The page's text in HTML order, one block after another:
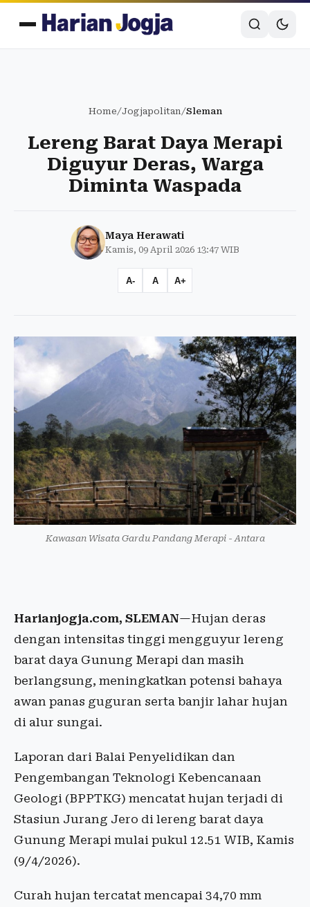
Home/Jogjapolitan/Sleman
Lereng Barat Daya Merapi
Diguyur Deras, Warga
Diminta Waspada
Maya Herawati
Kamis, 09 April 2026 13:47 WIB
A- A A+
Kawasan Wisata Gardu Pandang Merapi - Antara
Harianjogja.com, SLEMAN—Hujan deras
dengan intensitas tinggi mengguyur lereng
barat daya Gunung Merapi dan masih
berlangsung, meningkatkan potensi bahaya
awan panas guguran serta banjir lahar hujan
di alur sungai.
Laporan dari Balai Penyelidikan dan
Pengembangan Teknologi Kebencanaan
Geologi (BPPTKG) mencatat hujan terjadi di
Stasiun Jurang Jero di lereng barat daya
Gunung Merapi mulai pukul 12.51 WIB, Kamis
(9/4/2026).
Curah hujan tercatat mencapai 34,70 mm